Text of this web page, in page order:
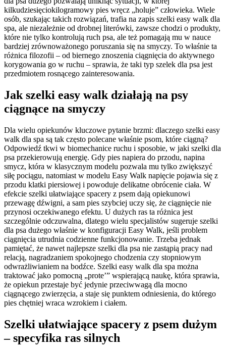
kilkudziesięciokilogramowy pies wręcz „holuje” człowieka. Wiele
osób, szukając takich rozwiązań, trafia na zapis szelki easy walk dla
spa, ale niezależnie od drobnej literówki, zawsze chodzi o produkty,
które nie tylko kontrolują ruch psa, ale też pomagają mu w nauce
bardziej zrównoważonego poruszania się na smyczy. To właśnie ta
różnica filozofii – od biernego znoszenia ciągnięcia do aktywnego
korygowania go w ruchu – sprawia, że taki typ szelek dla psa jest
przedmiotem rosnącego zainteresowania.
Jak szelki easy walk działają na psy
ciągnące na smyczy
Dla wielu opiekunów kluczowe pytanie brzmi: dlaczego szelki easy
walk dla spa są tak często polecane właśnie psom, które ciągną?
Odpowiedź tkwi w biomechanice ruchu i sposobie, w jaki szelki dla
psa przekierowują energię. Gdy pies napiera do przodu, napina
smycz, która w klasycznym modelu pozwala mu tylko zwiększyć
siłę pociągu, natomiast w modelu Easy Walk napięcie pojawia się z
przodu klatki piersiowej i powoduje delikatne obrócenie ciała. W
efekcie szelki ułatwiające spacery z psem dają opiekunowi
przewagę dźwigni, a sam pies szybciej uczy się, że ciągnięcie nie
przynosi oczekiwanego efektu. U dużych ras ta różnica jest
szczególnie odczuwalna, dlatego wielu specjalistów sugeruje szelki
dla psa dużego właśnie w konfiguracji Easy Walk, jeśli problem
ciągnięcia utrudnia codzienne funkcjonowanie. Trzeba jednak
pamiętać, że nawet najlepsze szelki dla psa nie zastąpią pracy nad
relacją, nagradzaniem spokojnego chodzenia czy stopniowym
odwrażliwianiem na bodźce. Szelki easy walk dla spa można
traktować jako pomocną „prote’” wspierającą naukę, która sprawia,
że opiekun przestaje być jedynie przeciwwagą dla mocno
ciągnącego zwierzęcia, a staje się punktem odniesienia, do którego
pies chętniej wraca wzrokiem i ciałem.
Szelki ułatwiające spacery z psem dużym
– specyfika ras silnych